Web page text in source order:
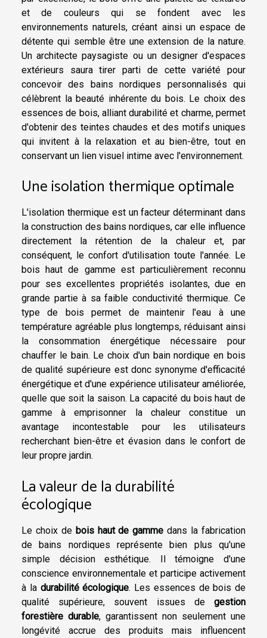
et de couleurs qui se fondent avec les
environnements naturels, créant ainsi un espace de
détente qui semble être une extension de la nature.
Un architecte paysagiste ou un designer d'espaces
extérieurs saura tirer parti de cette variété pour
concevoir des bains nordiques personnalisés qui
célèbrent la beauté inhérente du bois. Le choix des
essences de bois, alliant durabilité et charme, permet
d'obtenir des teintes chaudes et des motifs uniques
qui invitent à la relaxation et au bien-être, tout en
conservant un lien visuel intime avec l'environnement.
Une isolation thermique optimale
L'isolation thermique est un facteur déterminant dans
la construction des bains nordiques, car elle influence
directement la rétention de la chaleur et, par
conséquent, le confort d'utilisation toute l'année. Le
bois haut de gamme est particulièrement reconnu
pour ses excellentes propriétés isolantes, due en
grande partie à sa faible conductivité thermique. Ce
type de bois permet de maintenir l'eau à une
température agréable plus longtemps, réduisant ainsi
la consommation énergétique nécessaire pour
chauffer le bain. Le choix d'un bain nordique en bois
de qualité supérieure est donc synonyme d'efficacité
énergétique et d'une expérience utilisateur améliorée,
quelle que soit la saison. La capacité du bois haut de
gamme à emprisonner la chaleur constitue un
avantage incontestable pour les utilisateurs
recherchant bien-être et évasion dans le confort de
leur propre jardin.
La valeur de la durabilité
écologique
Le choix de bois haut de gamme dans la fabrication
de bains nordiques représente bien plus qu'une
simple décision esthétique. Il témoigne d'une
conscience environnementale et participe activement
à la durabilité écologique. Les essences de bois de
qualité supérieure, souvent issues de gestion
forestière durable, garantissent non seulement une
longévité accrue des produits mais influencent